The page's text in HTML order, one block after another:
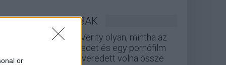
or
LEGOLVASOTTABBAK
A Verity olyan, mintha az
Eredet és egy pornófilm
keveredett volna össze